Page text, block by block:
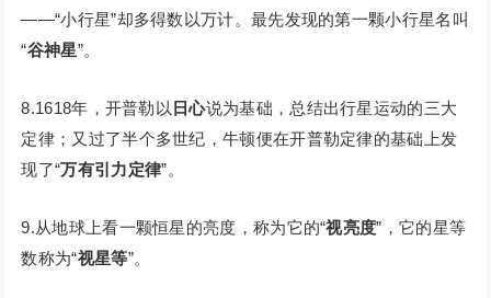
——“小行星”却多得数以万计。最先发现的第一颗小行星名叫
“谷神星”。
8.1618年，开普勒以 日心说为基础，总结出行星运动的三大
定律；又过了半个多世纪，牛顿便在开普勒定律的基础上发
现了“万有引力定律”。
9.从地球上看一颗恒星的亮度，称为它的“视亮度”，它的星等
数称为“视星等”。